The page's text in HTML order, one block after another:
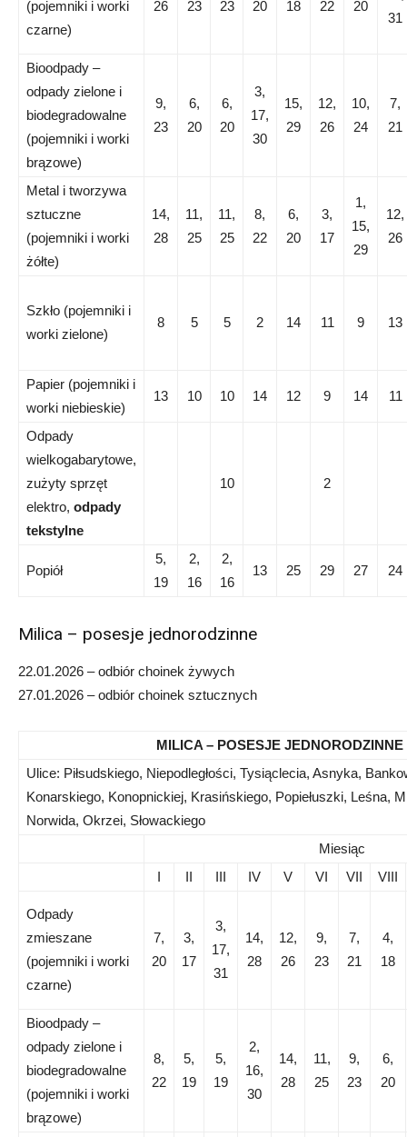
(pojemniki i worki
czarne)
26 23 23 20 18 22 20
31
Bioodpady –
odpady zielone i
biodegradowalne
(pojemniki i worki
brązowe)
9,
23
6,
20
6,
20
3,
17,
30
15,
29
12,
26
10,
24
7,
21
Metal i tworzywa
sztuczne
(pojemniki i worki
żółte)
14,
28
11,
25
11,
25
8,
22
6,
20
3,
17
1,
15,
29
12,
26
Szkło (pojemniki i
worki zielone)
8 5 5 2 14 11 9 13
Papier (pojemniki i
worki niebieskie)
13 10 10 14 12 9 14 11
Odpady
wielkogabarytowe,
zużyty sprzęt
elektro, odpady
tekstylne
10 2
Popiół
5,
19
2,
16
2,
16
13 25 29 27 24
Milica – posesje jednorodzinne
22.01.2026 – odbiór choinek żywych
27.01.2026 – odbiór choinek sztucznych
MILICA – POSESJE JEDNORODZINNE
Ulice: Piłsudskiego, Niepodległości, Tysiąclecia, Asnyka,
Konarskiego, Konopnickiej, Krasińskiego, Popiełuszki, Leśna,
Norwida, Okrzei, Słowackiego
Miesiąc
I
II III IV V VI VII VIII
Odpady
zmieszane
(pojemniki i worki
czarne)
7,
20
3,
17
3,
17,
31
14,
28
12,
26
9,
23
7,
21
4,
18
Bioodpady –
odpady zielone i
biodegradowalne
(pojemniki i worki
brązowe)
8,
22
5,
19
5,
19
2,
16,
30
14,
28
11,
25
9,
23
6,
20